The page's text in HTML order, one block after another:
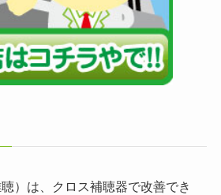
）は、クロス補聴器で改善でき